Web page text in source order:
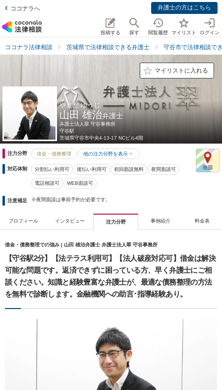
ココナラへ 弁護士の方はこちら
投稿する 探す 閲覧履歴 マイリスト ログイン
ココナラ法律相談 茨城県で法律相談できる弁護士 守谷市で法律相談で
マイリストに入れる
やまだ ゆうじ
山田 雄治弁護士
弁護士法人翠 守谷事務所
守谷駅
茨城県守谷市中央4-13-17 NCビル4階
注力分野 借金・債務整理 他の注力分野を表示
対応体制 分割払い利用可 後払い利用可 初回面談無料 夜間面談可
電話相談可 WEB面談可
注意補足 ※夜間面談は事前予約が必要です。
プロフィール インタビュー 注力分野 事例紹介 料金表
借金・債務整理での強み | 山田 雄治弁護士 弁護士法人翠 守谷事務所
【守谷駅2分】【法テラス利用可】【法人破産対応可】借金は解決
可能な問題です。返済できずに困っている方、早く弁護士にご相
談ください。知識と経験豊富な弁護士が、最適な債務整理の方法
を無料で診断します。金融機関への助言･指導経験あり。